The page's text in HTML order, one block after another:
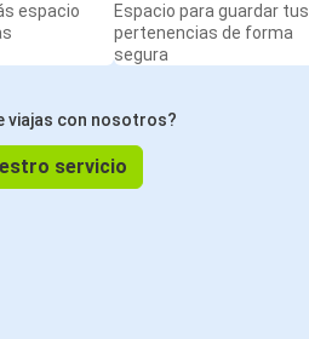
espacio
Espacio para guardar tus
pertenencias de forma
segura
viajas con nosotros?
servicio